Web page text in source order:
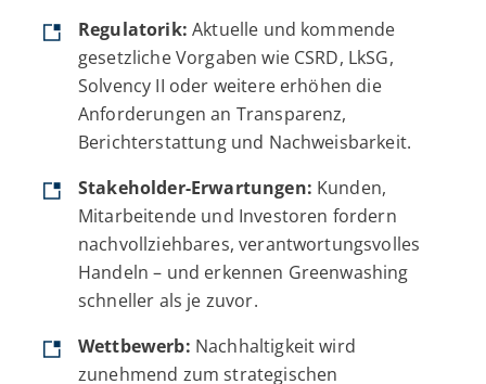
Regulatorik: Aktuelle und kommende
gesetzliche Vorgaben wie CSRD, LkSG,
Solvency II oder weitere erhöhen die
Anforderungen an Transparenz,
Berichterstattung und Nachweisbarkeit.
Stakeholder-Erwartungen: Kunden,
Mitarbeitende und Investoren fordern
nachvollziehbares, verantwortungsvolles
Handeln – und erkennen Greenwashing
schneller als je zuvor.
Wettbewerb: Nachhaltigkeit wird
zunehmend zum strategischen